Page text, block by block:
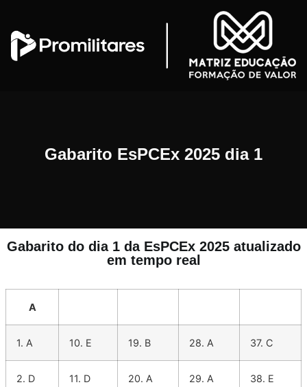
Gabarito EsPCEx 2025 dia 1
Gabarito do dia 1 da EsPCEx 2025 atualizado
em tempo real
A
1. A 10. E 19. B 28. A 37. C
2. D 11. D 20. A 29. A 38. E